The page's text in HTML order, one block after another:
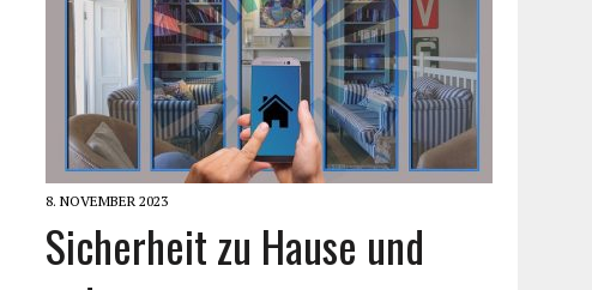
8. NOVEMBER 2023
Sicherheit zu Hause und